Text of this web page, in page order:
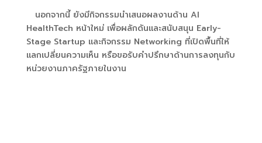
นอกจากนี้ ยังมีกิจกรรมนำเสนอผลงานด้าน AI
HealthTech หน้าใหม่ เพื่อผลักดันและสนับสนุน Early-
Stage Startup และกิจกรรม Networking ที่เปิดพื้นที่ให้
แลกเปลี่ยนความเห็น หรือขอรับคำปรึกษาด้านการลงทุนกับ
หน่วยงานภาครัฐภายในงาน